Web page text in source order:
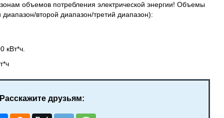
объемов потребления электрической энергии! Объемы
второй диапазон/третий диапазон):
кВт*ч.
Расскажите друзьям: